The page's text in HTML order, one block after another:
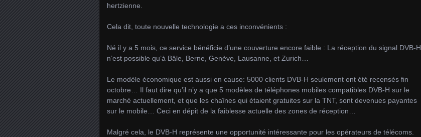
hertzienne.
Cela dit, toute nouvelle technologie a ces inconvénients :
Né il y a 5 mois, ce service bénéficie d’une couverture encore faible : La réception du signal DVB-H
n’est possible qu’à Bâle, Berne, Genève, Lausanne, et Zurich…
Le modèle économique est aussi en cause: 5000 clients DVB-H seulement ont été recensés fin
octobre… Il faut dire qu’il n’y a que 5 modèles de téléphones mobiles compatibles DVB-H sur le
marché actuellement, et que les chaînes qui étaient gratuites sur la TNT, sont devenues payantes
sur le mobile… Ceci en dépit de la faiblesse actuelle des zones de réception…
Malgré cela, le DVB-H représente une opportunité intéressante pour les opérateurs de télécoms.